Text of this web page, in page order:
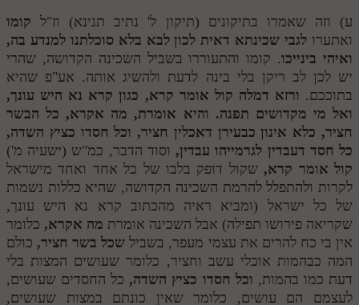
ע) וזה שאמרו בתיקונים (תיקון ל' נתיב תנינא) וז"ל קומו
ואתערו לגבי שכינתא דאית לכון לבא בלא סוכלתנו למנדע בה,
ואיהי בינייכו. קומו והתעוררו בשביל השכינה הקדושה, שהרי
יש לכן לב ריקן בלי בינה לדעת ולהשיג אותה. אע"פ שהיא
בתוככם. ורזא דמלה קול אומר קרא, כגון קרא נא היש עונך,
ואל מי מקדושים תפנה. והיא אומרת, מה אקרא, כל הבשר
חציר, כלא אינון כבעירן דאכלין חציר, וכל חסדו כציץ השדה,
כל חסד דעבדין לגרמייהו עבדין, וסוד הדבר, כמ"ש (ישעיה מ')
קול אומר קרא, שקול דופק בלבו של כל אחד ואחד מישראל
לקרות ולהתפלל להרמת השכינה הקדושה, שהיא כללות נשמות
של כל ישראל (ומביא ראיה מהכתוב קרא נא היש עונך,
שקריאה פירושו תפילה) אבל השכינה אומרת מה אקרא, כלומר
אין בי כח להרים את עצמי מעפר, בשביל שכל בשר חציר, כולם
המה כבהמות אוכלי עשב וחציר, כלומר שעושים המצות בלי
דעת כמו בהמות, וכל חסדו כציץ השדה, כל החסדים שעושים,
לעצמם הם עושים, כלומר שאין כונתם במצות שעושים,